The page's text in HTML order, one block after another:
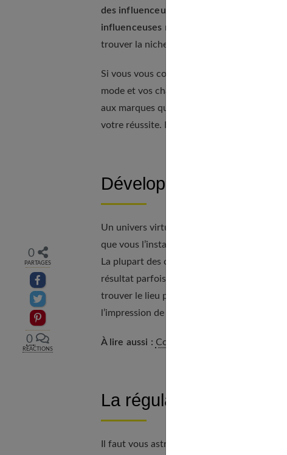
0
PARTAGES
Partager sur facebook
Partager sur Twitter
Epingler sur Pinterest
0
RÉACTIONS
des influenceuses mode en France ont
influenceuses ne gagnent pas 5 000 euros
trouver la niche qui correspondra le mieux
Si vous vous contentez d’être plus
mode et vos chances sont réduites. Il faut
aux marques qui vous contacteront. De plus,
votre réussite. Plus vous êtes vraie, plus
Développez votre
Un univers virtuel se développe peu à peu.
que vous l’installez. Celles-ci doivent être
La plupart des clichés semblent en effet
résultat parfois de nombreuses heures de
trouver le lieu parfaitement adapté au
l’impression de spontanéité sont bien
À lire aussi : Comment être toujours belle
La régularité dans vos
Il faut vous astreindre très vite à